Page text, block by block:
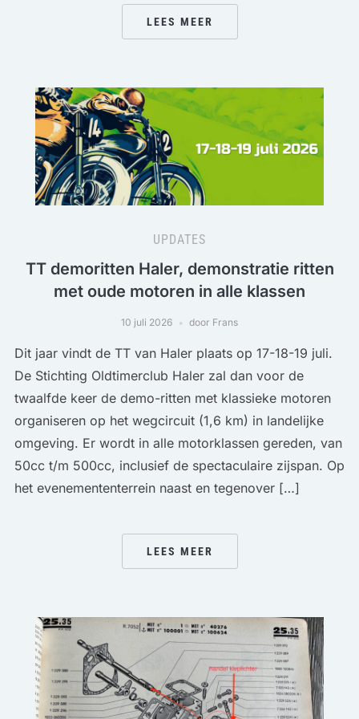
LEES MEER
UPDATES
TT demoritten Haler, demonstratie ritten
met oude motoren in alle klassen
10 juli 2026 door Frans
Dit jaar vindt de TT van Haler plaats op 17-18-19 juli.
De Stichting Oldtimerclub Haler zal dan voor de
twaalfde keer de demo-ritten met klassieke motoren
organiseren op het wegcircuit (1,6 km) in landelijke
omgeving. Er wordt in alle motorklassen gereden, van
50cc t/m 500cc, inclusief de spectaculaire zijspan. Op
het evenemententerrein naast en tegenover […]
LEES MEER